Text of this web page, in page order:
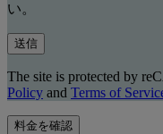
い。
送信
The site is protected by
Policy and Terms of
料金を確認